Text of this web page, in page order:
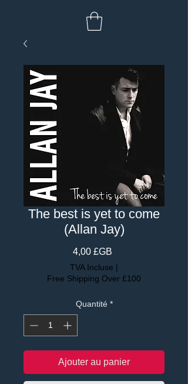
The best is yet to come
(Allan Jay)
4,00 £GB
TVA Incluse |
Free Shipping Over £100
Quantité *
Ajouter au panier